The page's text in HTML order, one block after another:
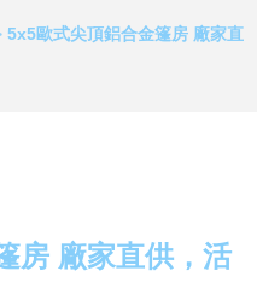
5x5歐式尖頂鋁合金篷房 廠家直
房 廠家直供，活